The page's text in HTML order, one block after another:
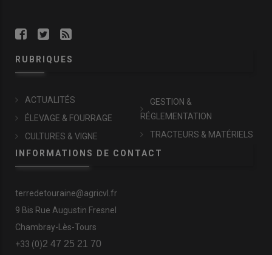
RUBRIQUES
ACTUALITÉS
ÉLEVAGE & FOURRAGE
CULTURES & VIGNE
GESTION &
RÉGLEMENTATION
TRACTEURS & MATÉRIELS
INFORMATIONS DE CONTACT
terredetouraine@agricvl.fr
9 Bis Rue Augustin Fresnel
Chambray-Lès-Tours
+33 (0)2 47 25 21 70